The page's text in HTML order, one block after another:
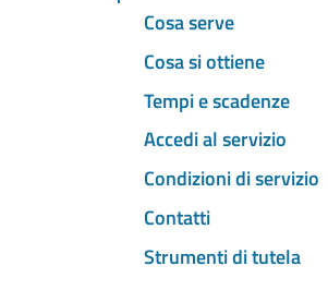
Cosa serve
Cosa si ottiene
Tempi e scadenze
Accedi al servizio
Condizioni di servizio
Contatti
Strumenti di tutela